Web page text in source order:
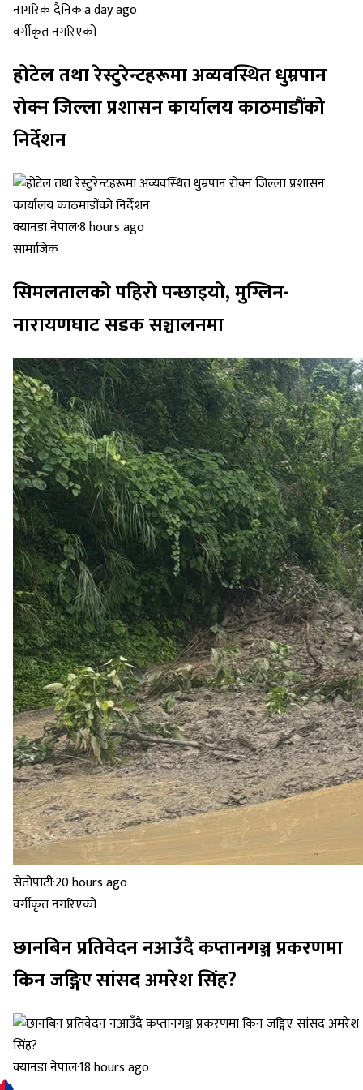
नागरिक दैनिक·a day ago
वर्गीकृत नगरिएको
होटेल तथा रेस्टुरेन्टहरूमा अव्यवस्थित धुम्रपान
रोक्न जिल्ला प्रशासन कार्यालय काठमाडौंको
निर्देशन
क्यानडा नेपाल·8 hours ago
सामाजिक
सिमलतालको पहिरो पन्छाइयो, मुग्लिन-
नारायणघाट सडक सञ्चालनमा
सेतोपाटी·20 hours ago
वर्गीकृत नगरिएको
छानबिन प्रतिवेदन नआउँदै कप्तानगञ्ज प्रकरणमा
किन जङ्गिए सांसद अमरेश सिंह?
क्यानडा नेपाल·18 hours ago